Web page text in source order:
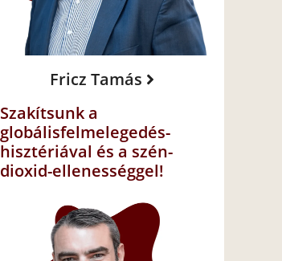
Fricz Tamás
Szakítsunk a
globálisfelmelegedés-
hisztériával és a szén-
dioxid-ellenességgel!